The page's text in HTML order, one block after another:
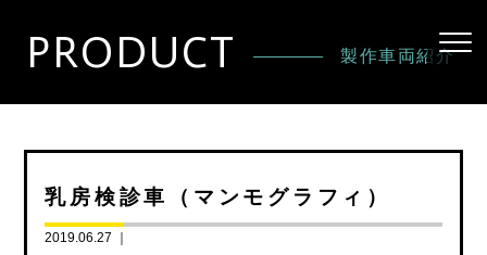
PRODUCT 製作車両紹介
乳房検診車（マンモグラフィ）
2019.06.27 ｜